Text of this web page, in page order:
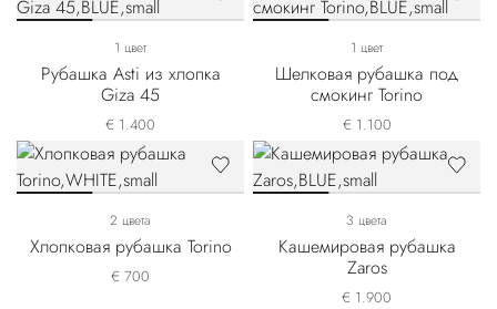
1 цвет
Рубашка Asti из хлопка
Giza 45
€ 1.400
1 цвет
Шелковая рубашка под
смокинг Torino
€ 1.100
2 цвета
Хлопковая рубашка Torino
€ 700
3 цвета
Кашемировая рубашка
Zaros
€ 1.900